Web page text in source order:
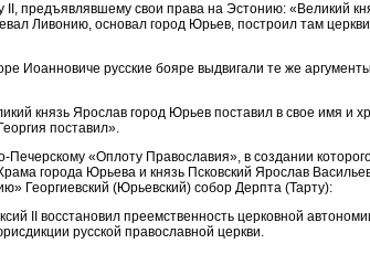
предъявлявшему свои права на Эстонию: «Великий
Ливонию, основал город Юрьев, построил там церкви
Иоанновиче русские бояре выдвигали те же
князь Ярослав город Юрьев поставил в свое имя и
поставил».
Печерскому «Оплоту Православия», в создании
города Юрьева и князь Псковский Ярослав
Георгиевский (Юрьевский) собор Дерпта (Тарту):
II восстановил преемственность церковной
русской православной церкви.